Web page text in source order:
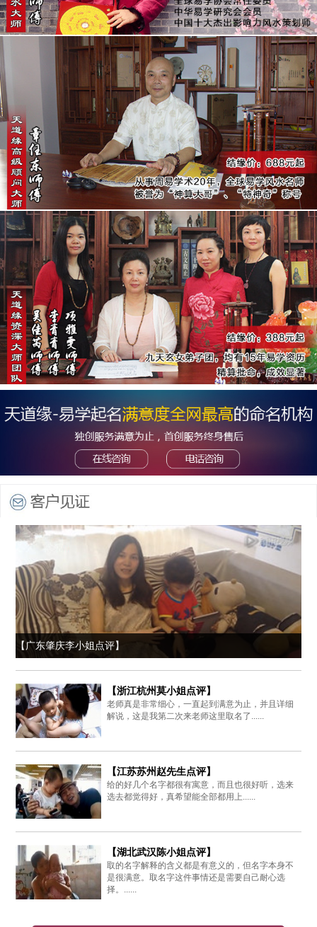
【广东肇庆李小姐点评】
【浙江杭州莫小姐点评】
老师真是非常细心，一直起到满意为止，并且详细
解说，这是我第二次来老师这里取名了......
【江苏苏州赵先生点评】
给的好几个名字都很有寓意，而且也很好听，选来
选去都觉得好，真希望能全部都用上......
【湖北武汉陈小姐点评】
取的名字解释的含义都是有意义的，但名字本身不
是很满意。取名字这件事情还是需要自己耐心选
择。......